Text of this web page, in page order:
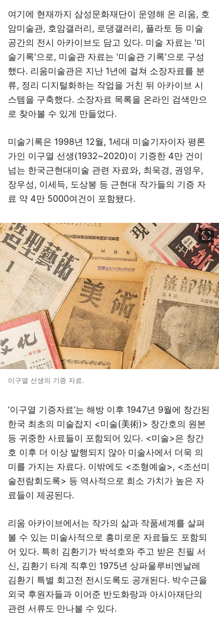
여기에 현재까지 삼성문화재단이 운영해 온 리움, 호
암미술관, 호암갤러리, 로댕갤러리, 플라토 등 미술
공간의 전시 아카이브도 담고 있다. 미술 자료는 '미
술기록'으로, 미술관 자료는 '미술관 기록'으로 구성
했다. 리움미술관은 지난 1년에 걸쳐 소장자료를 분
류, 정리 디지털화하는 작업을 거친 뒤 아카이브 시
스템을 구축했다. 소장자료 목록을 온라인 검색만으
로 찾아볼 수 있게 만들었다.
미술기록은 1998년 12월, 1세대 미술기자이자 평론
가인 이구열 선생(1932~2020)이 기증한 4만 건이
넘는 한국근현대미술 관련 자료와, 최욱경, 권영우,
장우성, 이세득, 도상봉 등 근현대 작가들의 기증 자
료 약 4만 5000여건이 포함됐다.
이구열 선생의 기증 자료.
‘이구열 기증자료’는 해방 이후 1947년 9월에 창간된
한국 최초의 미술잡지 <미술(美術)> 창간호의 원본
등 귀중한 사료들이 포함되어 있다. <미술>은 창간
호 이후 더 이상 발행되지 않아 미술사에서 더욱 의
미를 가지는 자료다. 이밖에도 <조형예술>, <조선미
술전람회도록> 등 역사적으로 희소 가치가 높은 자
료들이 제공된다.
리움 아카이브에서는 작가의 삶과 작품세계를 살펴
볼 수 있는 미술사적으로 흥미로운 자료들도 포함되
어 있다. 특히 김환기가 박석호와 주고 받은 친필 서
신, 김환기 타계 직후인 1975년 상파울루비엔날레
김환기 특별 회고전 전시도록도 공개된다. 박수근을
외국 후원자들과 이어준 반도화랑과 아시아재단의
관련 서류도 만나볼 수 있다.